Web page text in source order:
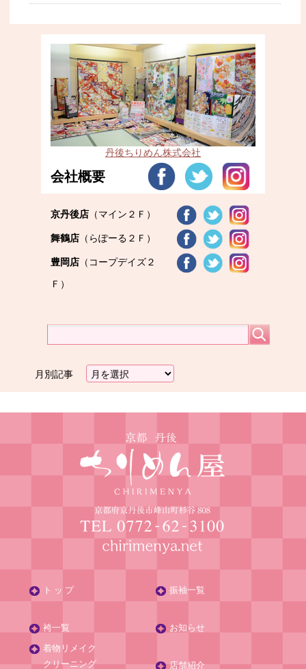
丹後ちりめん株式会社
会社概要
京丹後店 （マイン２Ｆ）
舞鶴店 （らぽーる２Ｆ）
豊岡店 （コープデイズ２
Ｆ）
月別記事
ト ッ プ 振袖一覧
袴一覧
着物リメイク
クリーニング
お知らせ
店舗紹介